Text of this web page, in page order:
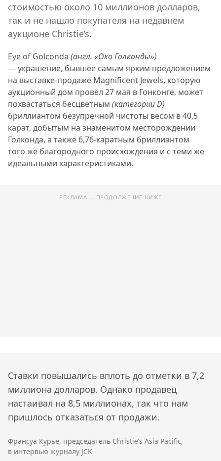
стоимостью около 10 миллионов долларов,
так и не нашло покупателя на недавнем
аукционе Christie’s.
Eye of Golconda (англ. «Око Голконды»)
— украшение, бывшее самым ярким предложением
на выставке-продаже Magnificent Jewels, которую
аукционный дом провёл 27 мая в Гонконге, может
похвастаться бесцветным (категории D)
бриллиантом безупречной чистоты весом в 40,5
карат, добытым на знаменитом месторождении
Голконда, а также 6,76-каратным бриллиантом
того же благородного происхождения и с теми же
идеальными характеристиками.
РЕКЛАМА — ПРОДОЛЖЕНИЕ НИЖЕ
Ставки повышались вплоть до отметки в 7,2
миллиона долларов. Однако продавец
настаивал на 8,5 миллионах, так что нам
пришлось отказаться от продажи.
Франсуа Курье, председатель Christie’s Asia Pacific,
в интервью журналу JCK